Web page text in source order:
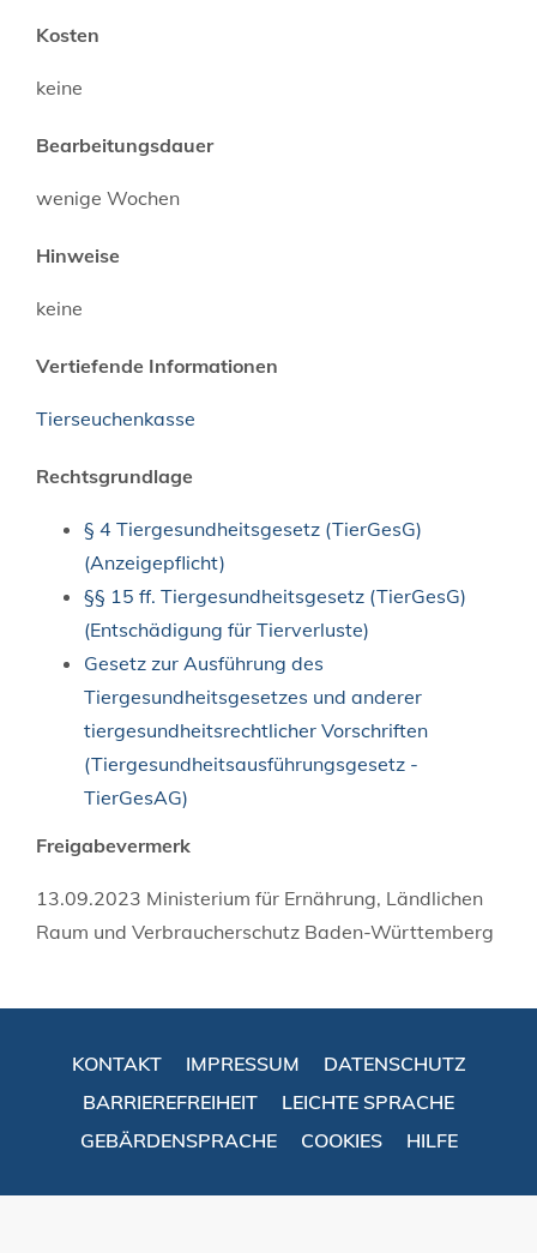
Kosten
keine
Bearbeitungsdauer
wenige Wochen
Hinweise
keine
Vertiefende Informationen
Tierseuchenkasse
Rechtsgrundlage
§ 4 Tiergesundheitsgesetz (TierGesG)
(Anzeigepflicht)
§§ 15 ff. Tiergesundheitsgesetz (TierGesG)
(Entschädigung für Tierverluste)
Gesetz zur Ausführung des
Tiergesundheitsgesetzes und anderer
tiergesundheitsrechtlicher Vorschriften
(Tiergesundheitsausführungsgesetz -
TierGesAG)
Freigabevermerk
13.09.2023 Ministerium für Ernährung, Ländlichen
Raum und Verbraucherschutz Baden-Württemberg
KONTAKT IMPRESSUM
DATENSCHUTZ
BARRIEREFREIHEIT
LEICHTE SPRACHE
GEBÄRDENSPRACHE
COOKIES HILFE